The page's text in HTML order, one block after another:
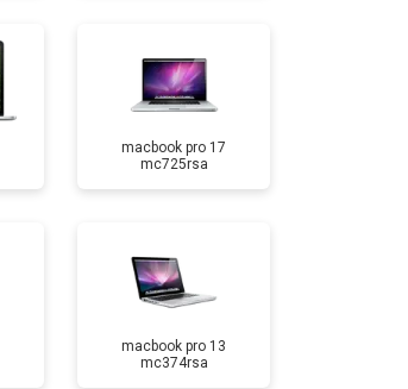
macbook pro 17
mc725rsa
macbook pro 13
mc374rsa